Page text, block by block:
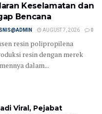
Keselamatan dan
Bencana
AUGUST 7, 2026 0
resin polipropilena
resin dengan merek
dalam...
Viral, Pejabat